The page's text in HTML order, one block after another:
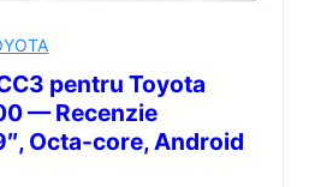
pentru Toyota
— Recenzie
Octa-core, Android